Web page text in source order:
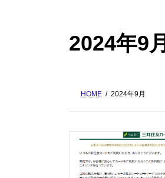
2024年9月
HOME 2024年9月